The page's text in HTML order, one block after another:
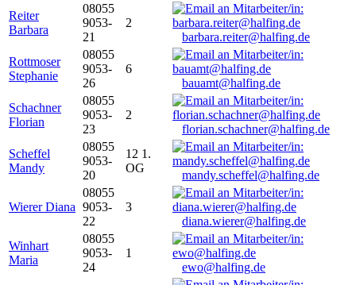
Reiter
Barbara
08055
9053-
21
2
barbara.reiter@halfing.de
Rottmoser
Stephanie
08055
9053-
26
6
bauamt@halfing.de
Schachner
Florian
08055
9053-
23
2
florian.schachner@halfing.de
Scheffel
Mandy
08055
9053-
20
12 1.
OG
mandy.scheffel@halfing.de
Wierer Diana
08055
9053-
22
3
diana.wierer@halfing.de
Winhart
Maria
08055
9053-
24
1
ewo@halfing.de